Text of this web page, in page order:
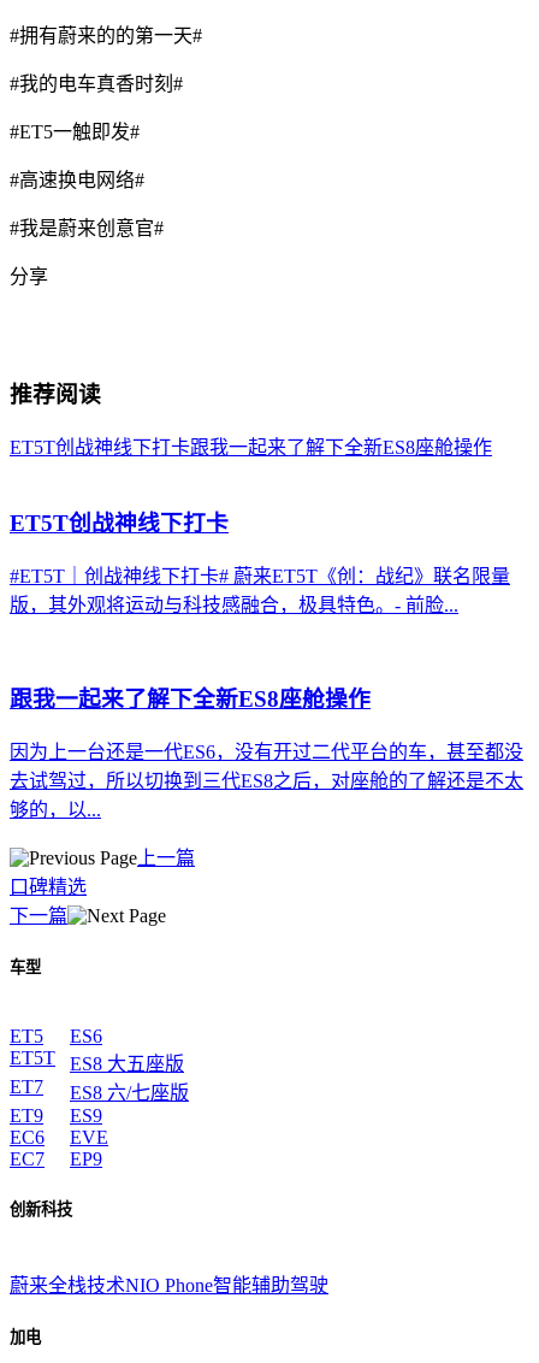
#拥有蔚来的的第一天#
#我的电车真香时刻#
#ET5一触即发#
#高速换电网络#
#我是蔚来创意官#
分享
推荐阅读
ET5T创战神线下打卡跟我一起来了解下全新ES8座舱操作
ET5T创战神线下打卡
#ET5T｜创战神线下打卡# 蔚来ET5T《创：战纪》联名限量
版，其外观将运动与科技感融合，极具特色。- 前脸...
跟我一起来了解下全新ES8座舱操作
因为上一台还是一代ES6，没有开过二代平台的车，甚至都没
去试驾过，所以切换到三代ES8之后，对座舱的了解还是不太
够的，以...
上一篇
口碑精选
下一篇
车型
ET5
ET5T
ET7
ET9
EC6
EC7
ES6
ES8 大五座版
ES8 六/七座版
ES9
EVE
EP9
创新科技
蔚来全栈技术NIO Phone智能辅助驾驶
加电